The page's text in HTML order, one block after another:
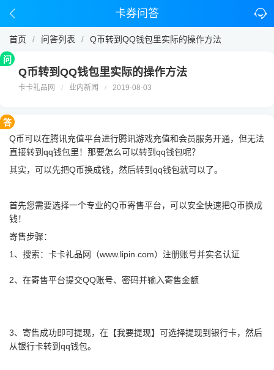
卡券问答
首页 / 问答列表 / Q币转到QQ钱包里实际的操作方法
问
Q币转到QQ钱包里实际的操作方法
卡卡礼品网 / 业内新闻 / 2019-08-03
答
Q币可以在腾讯充值平台进行腾讯游戏充值和会员服务开通，但无法
直接转到qq钱包里！那要怎么可以转到qq钱包呢？
其实，可以先把Q币换成钱，然后转到qq钱包就可以了。
首先您需要选择一个专业的Q币寄售平台，可以安全快速把Q币换成
钱！
寄售步骤：
1、搜索： 卡卡礼品网（www.lipin.com） 注册账号并实名认证
2、在寄售平台提交QQ账号、密码并输入寄售金额
3、寄售成功即可提现，在【我要提现】可选择提现到银行卡，然后
从银行卡转到qq钱包。